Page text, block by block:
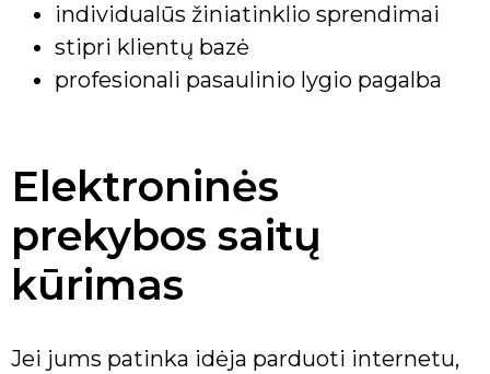
individualūs žiniatinklio sprendimai
stipri klientų bazė
profesionali pasaulinio lygio pagalba
Elektroninės
prekybos saitų
kūrimas
Jei jums patinka idėja parduoti internetu,